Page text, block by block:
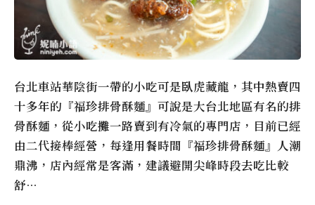
台北車站華陰街一帶的小吃可是臥虎藏龍，其中熱賣四
十多年的『福珍排骨酥麵』可說是大台北地區有名的排
骨酥麵，從小吃攤一路賣到有冷氣的專門店，目前已經
由二代接棒經營，每逢用餐時間『福珍排骨酥麵』人潮
鼎沸，店內經常是客滿，建議避開尖峰時段去吃比較
舒…